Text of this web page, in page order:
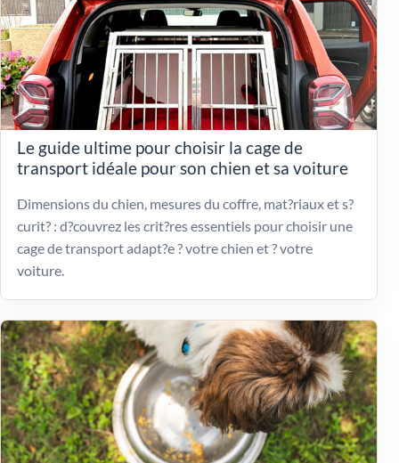
Le guide ultime pour choisir la cage de
transport idéale pour son chien et sa voiture
Dimensions du chien, mesures du coffre, mat?riaux et s?
curit? : d?couvrez les crit?res essentiels pour choisir une
cage de transport adapt?e ? votre chien et ? votre
voiture.